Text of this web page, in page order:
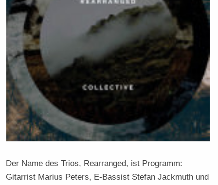
Der Name des Trios, Rearranged, ist Programm:
Gitarrist Marius Peters, E-Bassist Stefan Jackmuth und